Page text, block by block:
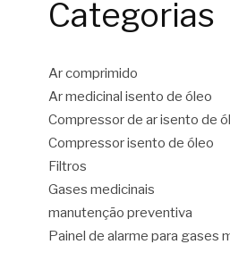
Categorias
Ar comprimido
Ar medicinal isento de óleo
Compressor de ar isento de
Compressor isento de óleo
Filtros
Gases medicinais
manutenção preventiva
Painel de alarme para gases